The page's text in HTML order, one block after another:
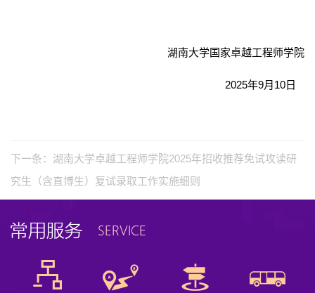
湖南大学国家卓越工程师学院
2025年9月10日
下一条： 湖南大学卓越工程师学院2025年招收推荐免试攻读研
究生（含直博生）复试录取工作实施细则